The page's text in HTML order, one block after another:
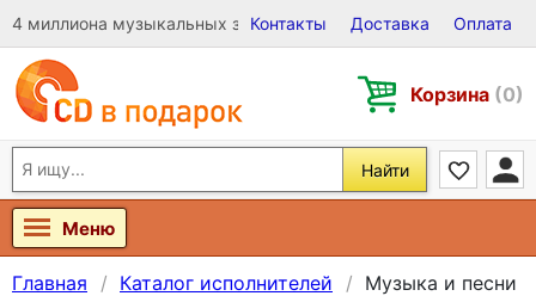
4 миллиона музыкальных записей на Виниле, CD и DVD
Контакты Доставка Оплата
Корзина (0)
Найти
Меню
Главная Каталог исполнителей
Музыка и песни